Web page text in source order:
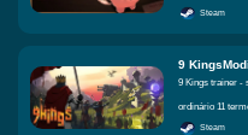
Steam
ordinário 11
Steam